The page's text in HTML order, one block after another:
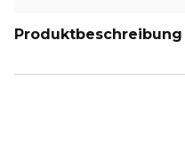
Produktbeschreibung